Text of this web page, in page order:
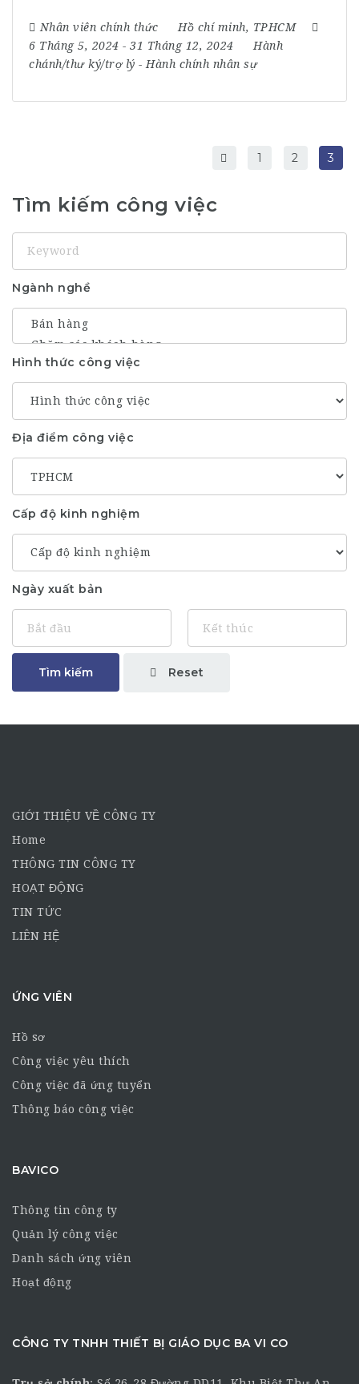
Nhân viên chính thức Hồ chí minh, TPHCM
6 Tháng 5, 2024 - 31 Tháng 12, 2024
Hành
chánh/thư ký/trợ lý - Hành chính nhân sự
1 2 3
Tìm kiếm công việc
Ngành nghề
Hình thức công việc
Địa điểm công việc
Cấp độ kinh nghiệm
Ngày xuất bản
Tìm kiếm Reset
GIỚI THIỆU VỀ CÔNG TY
Home
THÔNG TIN CÔNG TY
HOẠT ĐỘNG
TIN TỨC
LIÊN HỆ
ỨNG VIÊN
Hồ sơ
Công việc yêu thích
Công việc đã ứng tuyển
Thông báo công việc
BAVICO
Thông tin công ty
Quản lý công việc
Danh sách ứng viên
Hoạt động
CÔNG TY TNHH THIẾT BỊ GIÁO DỤC BA VI CO